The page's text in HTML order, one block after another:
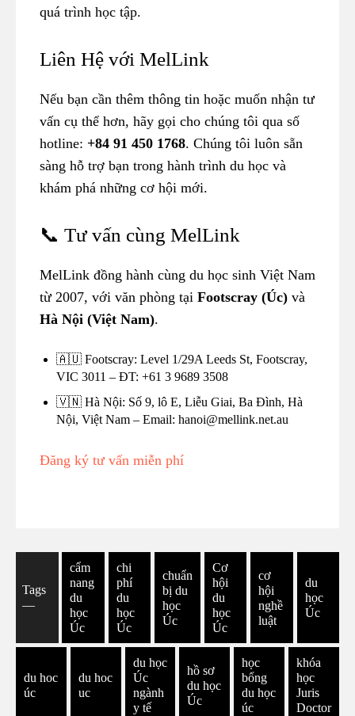
quá trình học tập.
Liên Hệ với MelLink
Nếu bạn cần thêm thông tin hoặc muốn nhận tư
vấn cụ thể hơn, hãy gọi cho chúng tôi qua số
hotline: +84 91 450 1768. Chúng tôi luôn sẵn
sàng hỗ trợ bạn trong hành trình du học và
khám phá những cơ hội mới.
📞 Tư vấn cùng MelLink
MelLink đồng hành cùng du học sinh Việt Nam
từ 2007, với văn phòng tại Footscray (Úc) và
Hà Nội (Việt Nam).
🇦🇺 Footscray: Level 1/29A Leeds St, Footscray,
VIC 3011 – ĐT: +61 3 9689 3508
🇻🇳 Hà Nội: Số 9, lô E, Liễu Giai, Ba Đình, Hà
Nội, Việt Nam – Email: hanoi@mellink.net.au
Đăng ký tư vấn miễn phí
Tags
―
cẩm
nang
du
học
Úc
chi
phí
du
học
Úc
chuẩn
bị du
học
Úc
Cơ
hội
du
học
Úc
cơ
hội
nghề
luật
du
học
Úc
du hoc
úc
du hoc
uc
du học
Úc
ngành
y tế
hồ sơ
du học
Úc
học
bổng
du học
úc
khóa
học
Juris
Doctor